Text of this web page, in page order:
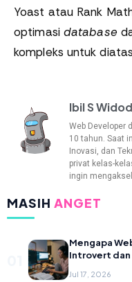
Yoast atau Rank
optimasi database
kompleks untuk
Ibil S
Web Developer
10 tahun. Saat
Inovasi, dan
privat kelas-
ingin
MASIH ANGET
Mengapa
Introvert
Jul 17, 2026